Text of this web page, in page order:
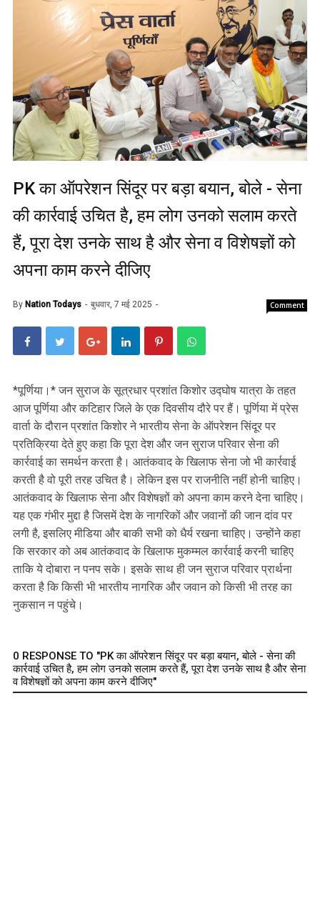
PK का ऑपरेशन सिंदूर पर बड़ा बयान, बोले - सेना
की कार्रवाई उचित है, हम लोग उनको सलाम करते
हैं, पूरा देश उनके साथ है और सेना व विशेषज्ञों को
अपना काम करने दीजिए
By Nation Todays बुधवार, 7 मई 2025 Comment
*पूर्णिया।* जन सुराज के सूत्रधार प्रशांत किशोर उद्घोष यात्रा के तहत
आज पूर्णिया और कटिहार जिले के एक दिवसीय दौरे पर हैं। पूर्णिया में प्रेस
वार्ता के दौरान प्रशांत किशोर ने भारतीय सेना के ऑपरेशन सिंदूर पर
प्रतिक्रिया देते हुए कहा कि पूरा देश और जन सुराज परिवार सेना की
कार्रवाई का समर्थन करता है। आतंकवाद के खिलाफ सेना जो भी कार्रवाई
करती है वो पूरी तरह उचित है। लेकिन इस पर राजनीति नहीं होनी चाहिए।
आतंकवाद के खिलाफ सेना और विशेषज्ञों को अपना काम करने देना चाहिए।
यह एक गंभीर मुद्दा है जिसमें देश के नागरिकों और जवानों की जान दांव पर
लगी है, इसलिए मीडिया और बाकी सभी को धैर्य रखना चाहिए। उन्होंने कहा
कि सरकार को अब आतंकवाद के खिलाफ मुकम्मल कार्रवाई करनी चाहिए
ताकि ये दोबारा न पनप सके। इसके साथ ही जन सुराज परिवार प्रार्थना
करता है कि किसी भी भारतीय नागरिक और जवान को किसी भी तरह का
नुकसान न पहुंचे।
0 RESPONSE TO "PK का ऑपरेशन सिंदूर पर बड़ा बयान, बोले - सेना की
कार्रवाई उचित है, हम लोग उनको सलाम करते हैं, पूरा देश उनके साथ है और सेना
व विशेषज्ञों को अपना काम करने दीजिए"